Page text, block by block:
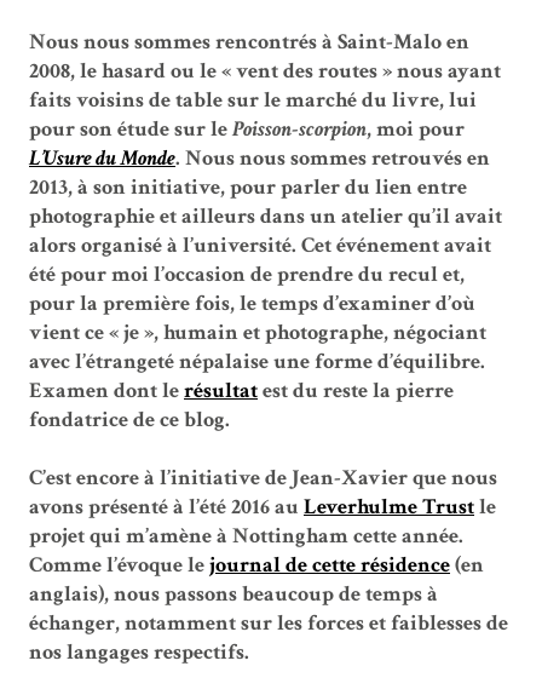
Nous nous sommes rencontrés à Saint-Malo en
2008, le hasard ou le « vent des routes » nous ayant
faits voisins de table sur le marché du livre, lui
pour son étude sur lePoisson-scorpion, moi pour
L’Usure du Monde. Nous nous sommes retrouvés en
2013, à son initiative, pour parler du lien entre
photographie et ailleurs dans un atelier qu’il avait
alors organisé à l’université. Cet événement avait
été pour moi l’occasion de prendre du recul et,
pour la première fois, le temps d’examiner d’où
vient ce « je », humain et photographe, négociant
avec l’étrangeté népalaise une forme d’équilibre.
Examen dont lerésultatest du reste la pierre
fondatrice de ce blog.
C’est encore à l’initiative de Jean-Xavier que nous
avons présenté à l’été 2016 au Leverhulme Trustle
projet qui m’amène à Nottingham cette année.
Comme l’évoque lejournal de cette résidence(en
anglais), nous passons beaucoup de temps à
échanger, notamment sur les forces et faiblesses de
nos langages respectifs.